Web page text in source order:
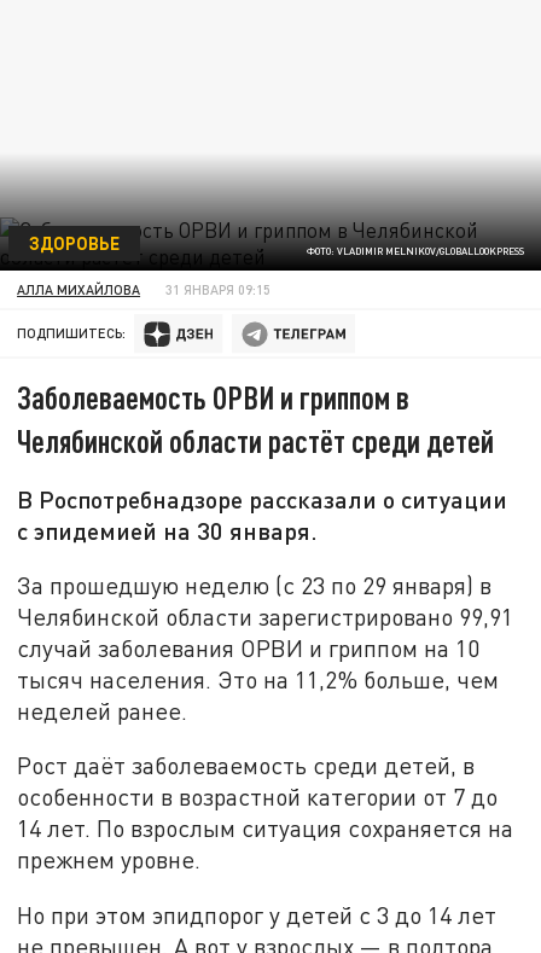
ФОТО: VLADIMIR MELNIKOV/GLOBALLOOKPRESS
ЗДОРОВЬЕ
АЛЛА МИХАЙЛОВА 31 ЯНВАРЯ 09:15
ПОДПИШИТЕСЬ:
Заболеваемость ОРВИ и гриппом в
Челябинской области растёт среди детей
В Роспотребнадзоре рассказали о ситуации
с эпидемией на 30 января.
За прошедшую неделю (с 23 по 29 января) в
Челябинской области зарегистрировано 99,91
случай заболевания ОРВИ и гриппом на 10
тысяч населения. Это на 11,2% больше, чем
неделей ранее.
Рост даёт заболеваемость среди детей, в
особенности в возрастной категории от 7 до
14 лет. По взрослым ситуация сохраняется на
прежнем уровне.
Но при этом эпидпорог у детей с 3 до 14 лет
не превышен. А вот у взрослых — в полтора